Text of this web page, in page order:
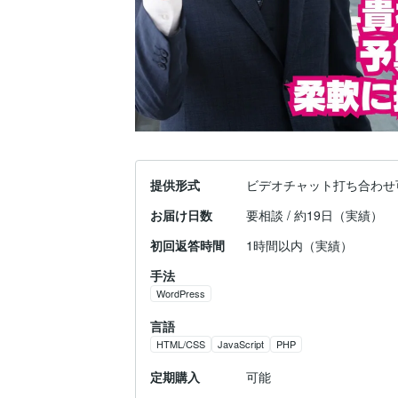
提供形式
ビデオチャット打ち合わ
お届け日数
要相談 / 約19日（実績）
初回返答時間
1時間以内（実績）
手法
WordPress
言語
HTML/CSS JavaScript PHP
定期購入 可能